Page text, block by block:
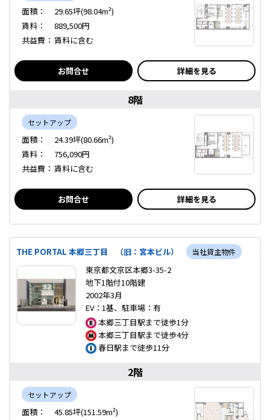
面積：
29.65坪(98.04m²)
賃料：
889,500円
共益費： 賃料に含む
お問合せ 詳細を見る
8階
セットアップ
面積：
24.39坪(80.66m²)
賃料：
756,090円
共益費： 賃料に含む
お問合せ 詳細を見る
THE PORTAL 本郷三丁目 （旧：宮本ビル） 当社貸主物件
東京都文京区本郷3-35-2
地下1階付10階建
2002年3月
EV：1基、駐車場：有
本郷三丁目駅まで徒歩1分
本郷三丁目駅まで徒歩4分
春日駅まで徒歩11分
2階
セットアップ
面積：
45.85坪(151.59m²)